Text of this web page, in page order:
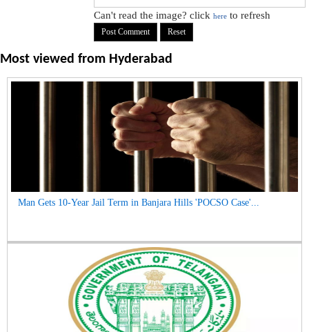
Can't read the image? clickhere to refresh
Most viewed from Hyderabad
Man Gets 10-Year Jail Term in Banjara Hills 'POCSO Case'...